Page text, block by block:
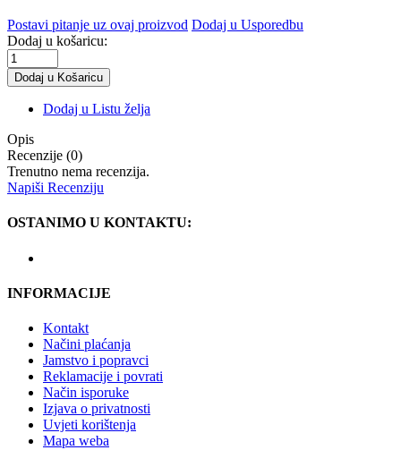
Postavi pitanje uz ovaj proizvod Dodaj u Usporedbu
Dodaj u košaricu:
Dodaj u Listu želja
Opis
Recenzije (0)
Trenutno nema recenzija.
Napiši Recenziju
OSTANIMO U KONTAKTU:
INFORMACIJE
Kontakt
Načini plaćanja
Jamstvo i popravci
Reklamacije i povrati
Način isporuke
Izjava o privatnosti
Uvjeti korištenja
Mapa weba